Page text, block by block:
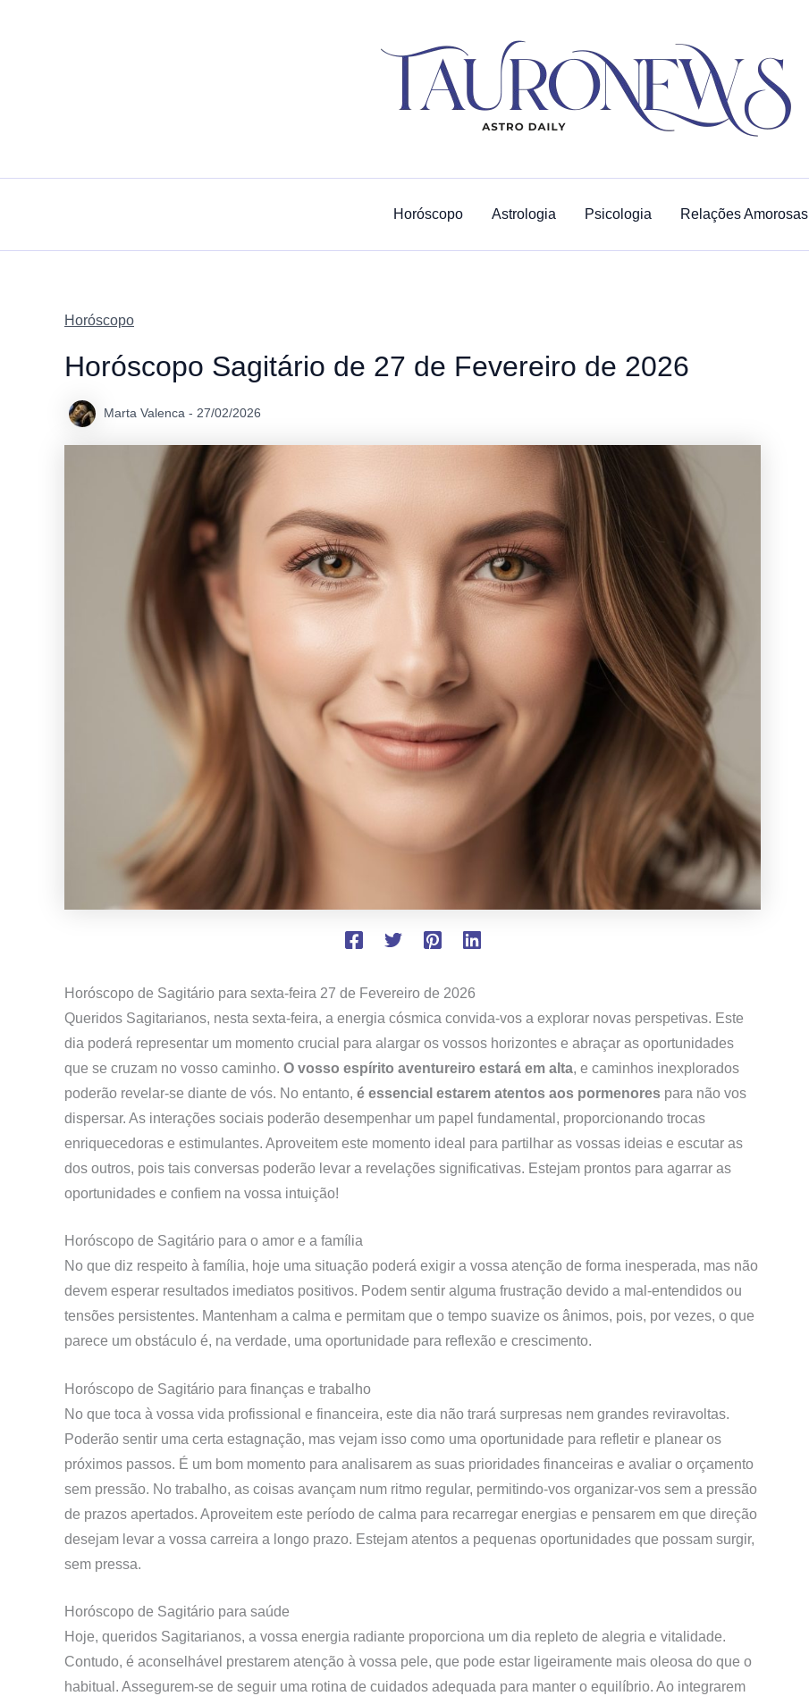
Horóscopo Astrologia Psicologia Relações Amorosas
Horóscopo
Horóscopo Sagitário de 27 de Fevereiro de 2026
Marta Valenca - 27/02/2026
Horóscopo de Sagitário para sexta-feira 27 de Fevereiro de 2026
Queridos Sagitarianos, nesta sexta-feira, a energia cósmica convida-vos a explorar novas perspetivas. Este
dia poderá representar um momento crucial para alargar os vossos horizontes e abraçar as oportunidades
que se cruzam no vosso caminho. O vosso espírito aventureiro estará em alta, e caminhos inexplorados
poderão revelar-se diante de vós. No entanto, é essencial estarem atentos aos pormenores para não vos
dispersar. As interações sociais poderão desempenhar um papel fundamental, proporcionando trocas
enriquecedoras e estimulantes. Aproveitem este momento ideal para partilhar as vossas ideias e escutar as
dos outros, pois tais conversas poderão levar a revelações significativas. Estejam prontos para agarrar as
oportunidades e confiem na vossa intuição!
Horóscopo de Sagitário para o amor e a família
No que diz respeito à família, hoje uma situação poderá exigir a vossa atenção de forma inesperada, mas não
devem esperar resultados imediatos positivos. Podem sentir alguma frustração devido a mal-entendidos ou
tensões persistentes. Mantenham a calma e permitam que o tempo suavize os ânimos, pois, por vezes, o que
parece um obstáculo é, na verdade, uma oportunidade para reflexão e crescimento.
Horóscopo de Sagitário para finanças e trabalho
No que toca à vossa vida profissional e financeira, este dia não trará surpresas nem grandes reviravoltas.
Poderão sentir uma certa estagnação, mas vejam isso como uma oportunidade para refletir e planear os
próximos passos. É um bom momento para analisarem as suas prioridades financeiras e avaliar o orçamento
sem pressão. No trabalho, as coisas avançam num ritmo regular, permitindo-vos organizar-vos sem a pressão
de prazos apertados. Aproveitem este período de calma para recarregar energias e pensarem em que direção
desejam levar a vossa carreira a longo prazo. Estejam atentos a pequenas oportunidades que possam surgir,
sem pressa.
Horóscopo de Sagitário para saúde
Hoje, queridos Sagitarianos, a vossa energia radiante proporciona um dia repleto de alegria e vitalidade.
Contudo, é aconselhável prestarem atenção à vossa pele, que pode estar ligeiramente mais oleosa do que o
habitual. Assegurem-se de seguir uma rotina de cuidados adequada para manter o equilíbrio. Ao integrarem